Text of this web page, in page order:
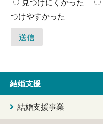
見つけにくかった
つけやすかった
送信
結婚支援
結婚支援事業